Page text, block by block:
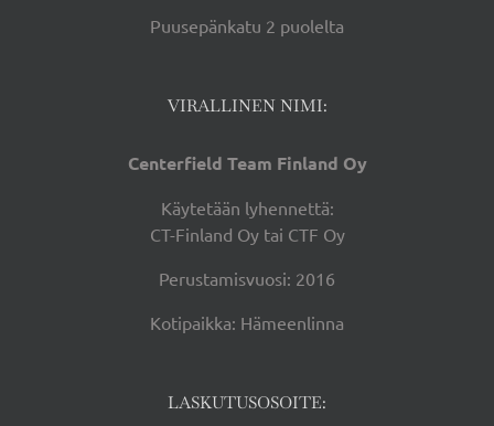
Puusepänkatu 2 puolelta
VIRALLINEN NIMI:
Centerfield Team Finland Oy
Käytetään lyhennettä:
CT-Finland Oy tai CTF Oy
Perustamisvuosi: 2016
Kotipaikka: Hämeenlinna
LASKUTUSOSOITE: